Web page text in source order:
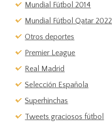
Mundial Fútbol 2014
Mundial Fútbol Qatar 2022
Otros deportes
Premier League
Real Madrid
Selección Española
Superhinchas
Tweets graciosos fútbol